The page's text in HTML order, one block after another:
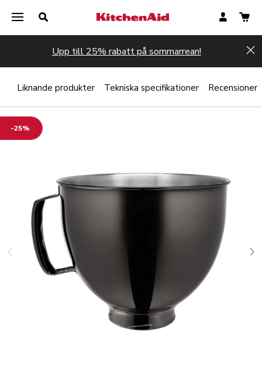
Upp till 25% rabatt på sommarrean!
-25%
Liknande produkter Tekniska specifikationer Recensioner